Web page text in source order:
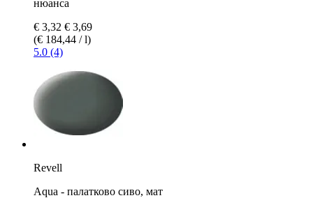
нюанса
€ 3,32 € 3,69
(€ 184,44 / l)
5.0 (4)
Revell
Aqua - палатково сиво, мат